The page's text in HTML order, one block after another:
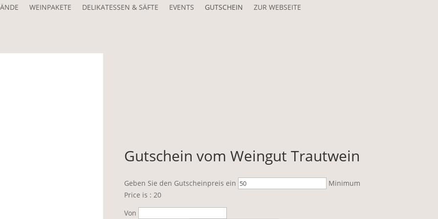
WEINPAKETE DELIKATESSEN & SÄFTE EVENTS GUTSCHEIN ZUR WEBSEITE
Gutschein vom Weingut Trautwein
Geben Sie den Gutscheinpreis ein
Minimum
Price is : 20
Von